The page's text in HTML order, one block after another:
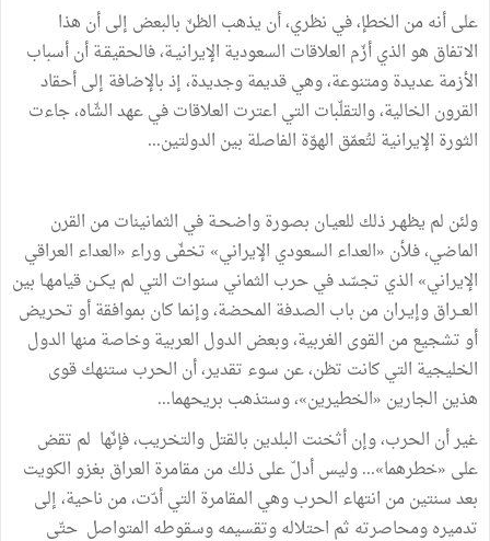
علىأنهمن الخطإ،في نظري،أن يذهب الظنّ بالبعض إلىأن هذا
الاتفاق هوالذيأزّم العلاقات السعودية الإيرانيـة،فالحقيقـةأنأسباب
الأزمةعديدةومتنوعة،وهيقديمةوجديدة،إذبالإضافة إلىأحقاد
القرون الخالية،والتقلّبات التي اعترت العلاقاتفيعهدالشّاه،جاءت
الثورة الإيرانية لتُعمّق الهوّة الفاصلة بين الدولتين...
ولئن لم يظهـرذلك للعيـان بصورةواضحـةفي الثمانيناتمن القرن
الماضي،فلأن «العداء السعودي الإيراني» تخفّىوراء «العداء العراقي
الإيراني» الذي تجسّدفيحرب الثماني سنوات التي لم يكــنقيامهـا بين
العــراقوإيـرانمن باب الصدفة المحضة،وإنماكان بموافقةأوتحريض
أوتشجيعمن القوى الغربية،وبعض الدول العربيةوخاصةمنها الدول
الخليجية التيكانت تظن،عن سوء تقدير،أن الحرب ستنهكقوى
هذين الجارين «الخطيرين»،وستذهب بريحهما...
غيرأن الحرب،وإنأثخنت البلدين بالقتلوالتخريب،فإنّها لم تقض
على «خطرهما»
...وليسأدلّعلىذلكمنمقامرة العراق بغزوالكويت
بعدسنتينمن انتهاء الحربوهي المقامرة التيأدّت،من ناحية،إلى
تدميرهومحاصرته ثم احتلالهوتقسيمهوسقوطه المتواصل حتّى